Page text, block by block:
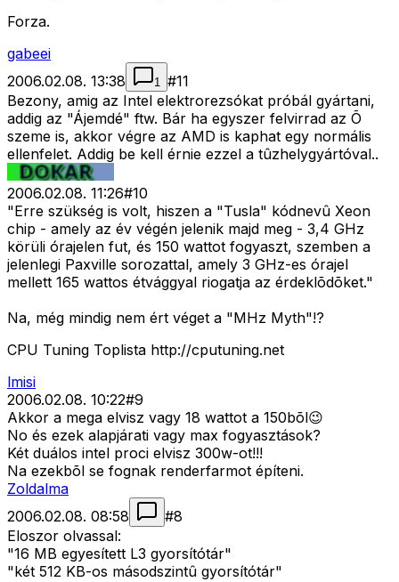
Forza.
gabeei
2006.02.08. 13:38
1 #11
Bezony, amig az Intel elektrorezsókat próbál gyártani,
addig az "Ájemdé" ftw. Bár ha egyszer felvirrad az Õ
szeme is, akkor végre az AMD is kaphat egy normális
ellenfelet. Addig be kell érnie ezzel a tûzhelygyártóval..
2006.02.08. 11:26#10
"Erre szükség is volt, hiszen a "Tusla" kódnevû Xeon
chip - amely az év végén jelenik majd meg - 3,4 GHz
körüli órajelen fut, és 150 wattot fogyaszt, szemben a
jelenlegi Paxville sorozattal, amely 3 GHz-es órajel
mellett 165 wattos étvággyal riogatja az érdeklõdõket."
Na, még mindig nem ért véget a "MHz Myth"!?
CPU Tuning Toplista http://cputuning.net
lmisi
2006.02.08. 10:22#9
Akkor a mega elvisz vagy 18 wattot a 150bõl😉
No és ezek alapjárati vagy max fogyasztások?
Két duálos intel proci elvisz 300w-ot!!!
Na ezekbõl se fognak renderfarmot építeni.
Zoldalma
2006.02.08. 08:58
#8
Eloszor olvassal:
"16 MB egyesített L3 gyorsítótár"
"két 512 KB-os másodszintû gyorsítótár"